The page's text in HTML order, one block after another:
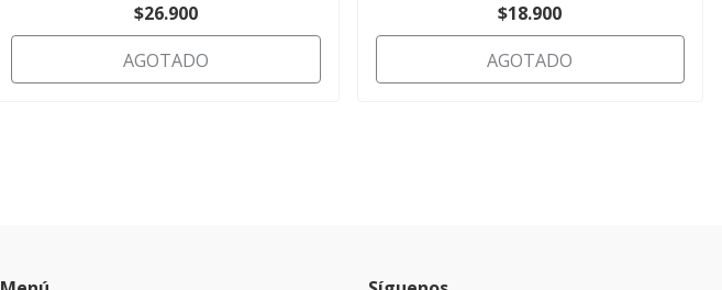
$26.900
AGOTADO
$18.900
AGOTADO